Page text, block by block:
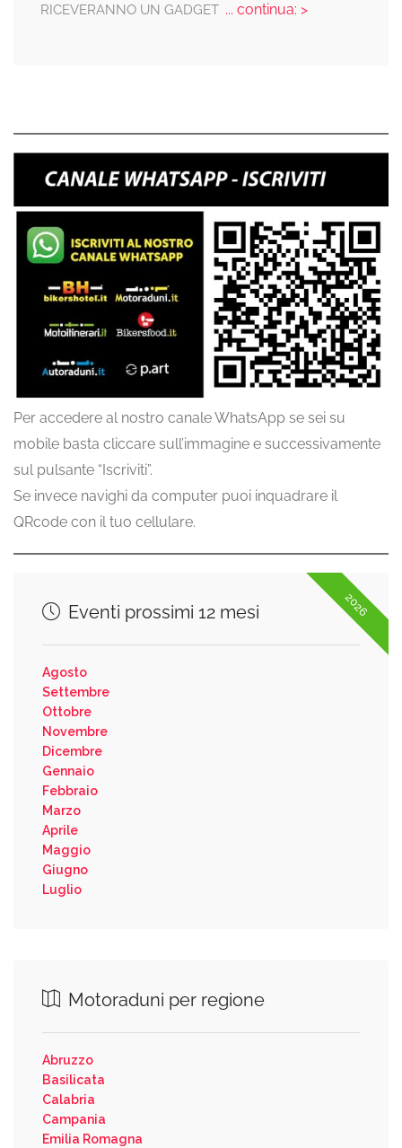
RICEVERANNO UN GADGET... continua: >
Per accedere al nostro canale WhatsApp se sei su
mobile basta cliccare sull’immagine e successivamente
sul pulsante “Iscriviti”.
Se invece navighi da computer puoi inquadrare il
QRcode con il tuo cellulare.
2026
Eventi prossimi 12 mesi
Agosto
Settembre
Ottobre
Novembre
Dicembre
Gennaio
Febbraio
Marzo
Aprile
Maggio
Giugno
Luglio
Motoraduni per regione
Abruzzo
Basilicata
Calabria
Campania
Emilia Romagna